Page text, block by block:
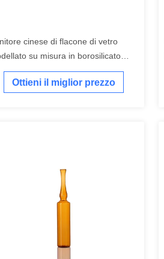
cinese di flacone di vetro
su misura in borosilicato
trasparente da 30 ml
Ottieni il miglior prezzo